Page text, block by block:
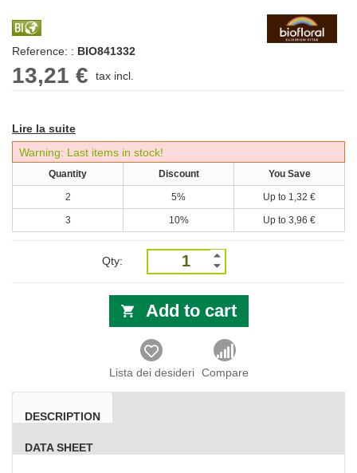
Reference: : BIO841332
13,21 € tax incl.
Lire la suite
Warning: Last items in stock!
Quantity Discount You Save
2 5% Up to 1,32 €
3 10% Up to 3,96 €
Qty:
Add to cart
Lista dei desideri Compare
DESCRIPTION
DATA SHEET